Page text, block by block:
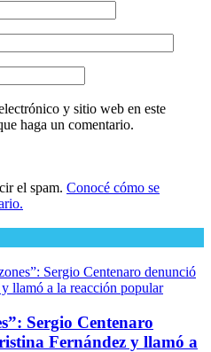
y sitio web en este
haga un comentario.
el spam. Conocé cómo se
Sergio Centenaro
Fernández y llamó a